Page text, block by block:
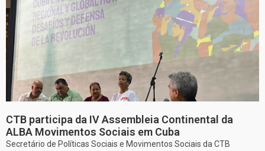
CTB participa da IV Assembleia Continental da
ALBA Movimentos Sociais em Cuba
Secretário de Políticas Sociais e Movimentos Sociais da CTB